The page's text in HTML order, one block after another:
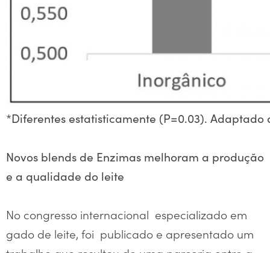
*Diferentes estatisticamente (P=0.03). Adaptado
Novos blends de Enzimas melhoram a produção
e a qualidade do leite
No congresso internacional especializado em
gado de leite, foi publicado e apresentado um